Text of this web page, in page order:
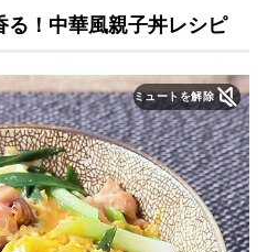
る！中華風親子丼レシピ
ミュートを解除